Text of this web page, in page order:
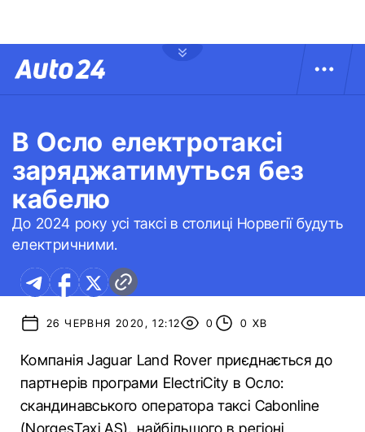
В Осло електротаксі
заряджатимуться без
кабелю
До 2024 року усі таксі в столиці Норвегії будуть
електричними.
26 ЧЕРВНЯ 2020, 12:12 0 0 ХВ
Компанія Jaguar Land Rover приєднається до
партнерів програми ElectriCity в Осло:
скандинавського оператора таксі Cabonline
(NorgesTaxi AS), найбільшого в регіоні